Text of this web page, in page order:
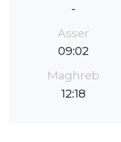
-
Asser
09:02
Maghreb
12:18